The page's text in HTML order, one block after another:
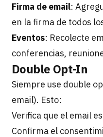
Firma de email:
en la firma de todos
Eventos: Recolecte
conferencias,
Double Opt-In
Siempre use double
email). Esto:
Verifica que el email
Confirma el